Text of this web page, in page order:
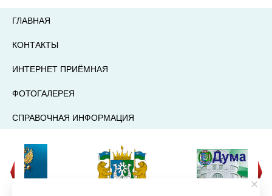
ГЛАВНАЯ
КОНТАКТЫ
ИНТЕРНЕТ ПРИЁМНАЯ
ФОТОГАЛЕРЕЯ
СПРАВОЧНАЯ ИНФОРМАЦИЯ